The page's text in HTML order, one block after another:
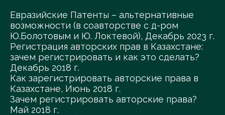
Евразийские Патенты – альтернативные
возможности (в соавторстве с д-ром
Ю.Болотовым и Ю. Локтевой), Декабрь 2023 г.
Регистрация авторских прав в Казахстане:
зачем регистрировать и как это сделать?
Декабрь 2018 г.
Как зарегистрировать авторские права в
Казахстане, Июнь 2018 г.
Зачем регистрировать авторские права?
Май 2018 г.